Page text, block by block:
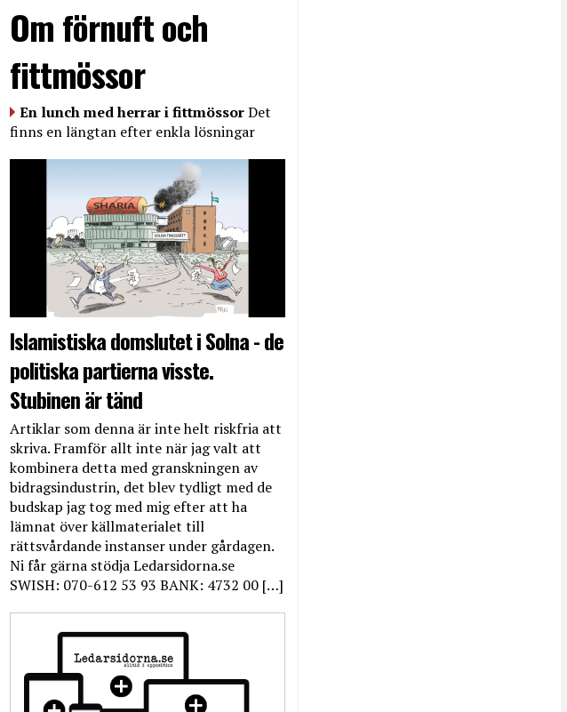
Om förnuft och
fittmössor
En lunch med herrar i fittmössorDet
finns en längtan efter enkla lösningar
Islamistiska domslutet i Solna - de
politiska partierna visste.
Stubinen är tänd
Artiklar som denna är inte helt riskfria att
skriva. Framför allt inte när jag valt att
kombinera detta med granskningen av
bidragsindustrin, det blev tydligt med de
budskap jag tog med mig efter att ha
lämnat över källmaterialet till
rättsvårdande instanser under gårdagen.
Ni får gärna stödja Ledarsidorna.se
SWISH: 070-612 53 93 BANK: 4732 00 […]